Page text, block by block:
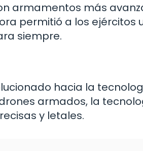
armamentos más
permitió a los ejércitos
siempre.
hacia la
armados, la
y letales.